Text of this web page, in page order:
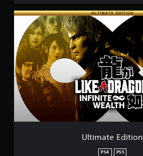
U
m
a
t
e
E
i
Ultimate Edition
PS4 PS5